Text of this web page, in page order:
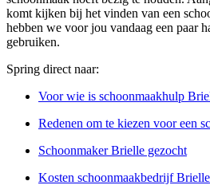
komt kijken bij het vinden van een
hebben we voor jou vandaag een paar
gebruiken.
Spring direct naar:
Voor wie is schoonmaakhulp
Redenen om te kiezen voor een
Schoonmaker Brielle gezocht
Kosten schoonmaakbedrijf Brielle